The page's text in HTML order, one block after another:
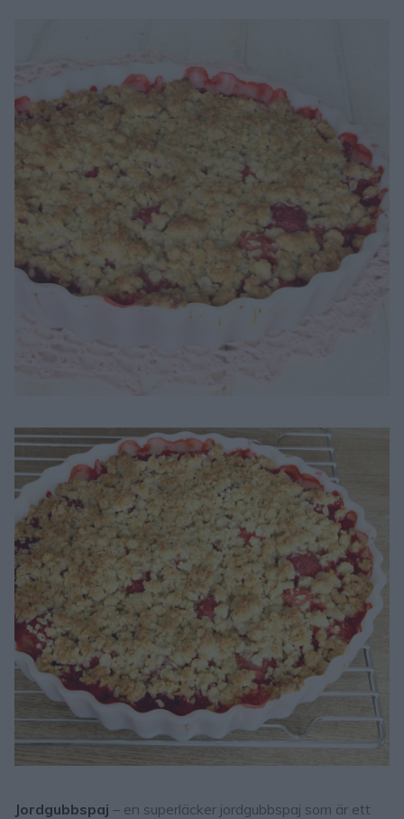
Jordgubbspaj – en superläcker jordgubbspaj som är ett